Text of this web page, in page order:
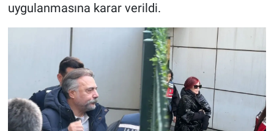
uygulanmasına karar verildi.